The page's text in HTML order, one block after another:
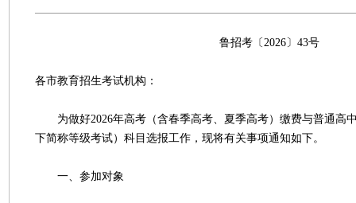
鲁招考〔2026〕43号
各市教育招生考试机构：
为做好2026年高考（含春季高考、夏季高考）缴费与普通高
下简称等级考试）科目选报工作，现将有关事项通知如下。
一、参加对象